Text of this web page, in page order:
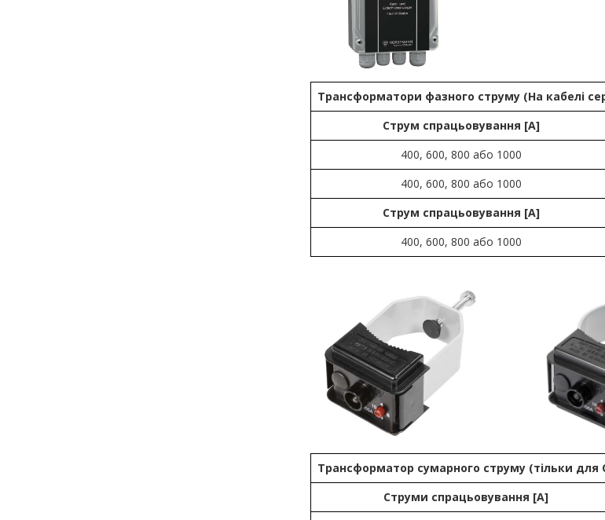
Трансформатори фазного струму (На кабелі
Струм спрацьовування [А]
400, 600, 800 або 1000
400, 600, 800 або 1000
Струм спрацьовування [А]
400, 600, 800 або 1000
Трансформатор сумарного струму (тільки для
Струми спрацьовування [А]